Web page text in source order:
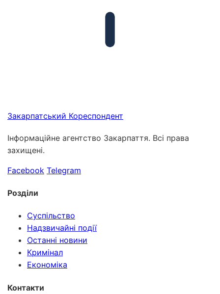
Закарпатський Кореспондент
Інформаційне агентство Закарпаття. Всі права
захищені.
Facebook Telegram
Розділи
Суспільство
Надзвичайні події
Останні новини
Кримінал
Економіка
Контакти